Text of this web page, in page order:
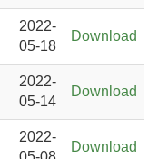
2022-
05-18
Download
2022-
05-14
Download
2022-
Download